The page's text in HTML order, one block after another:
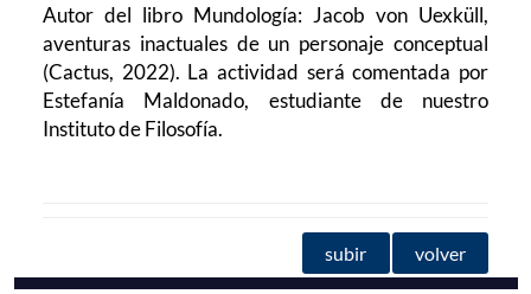
Autor del libro Mundología: Jacob von Uexküll,
aventuras inactuales de un personaje conceptual
(Cactus, 2022). La actividad será comentada por
Estefanía Maldonado, estudiante de nuestro
Instituto de Filosofía.
subir volver